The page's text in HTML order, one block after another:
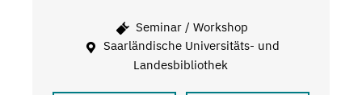
Seminar / Workshop
Saarländische Universitäts- und
Landesbibliothek